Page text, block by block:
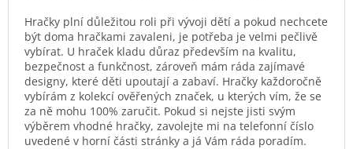
Hračky plní důležitou roli při vývoji dětí a pokud nechcete
být doma hračkami zavaleni, je potřeba je velmi pečlivě
vybírat. U hraček kladu důraz především na kvalitu,
bezpečnost a funkčnost, zároveň mám ráda zajímavé
designy, které děti upoutají a zabaví. Hračky každoročně
vybírám z kolekcí ověřených značek, u kterých vím, že se
za ně mohu 100% zaručit. Pokud si nejste jisti svým
výběrem vhodné hračky, zavolejte mi na telefonní číslo
uvedené v horní části stránky a já Vám ráda poradím.